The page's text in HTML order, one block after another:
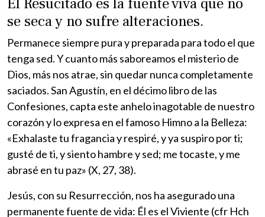
se seca y no sufre alteraciones.
Permanece siempre pura y preparada para todo el que
tenga sed. Y cuanto más saboreamos el misterio de
Dios, más nos atrae, sin quedar nunca completamente
saciados. San Agustín, en el décimo libro de las
Confesiones, capta este anhelo inagotable de nuestro
corazón y lo expresa en el famoso Himno a la Belleza:
«Exhalaste tu fragancia y respiré, y ya suspiro por ti;
gusté de ti, y siento hambre y sed; me tocaste, y me
abrasé en tu paz» (X, 27, 38).
Jesús, con su Resurrección, nos ha asegurado una
permanente fuente de vida: Él es el Viviente (cfr Hch